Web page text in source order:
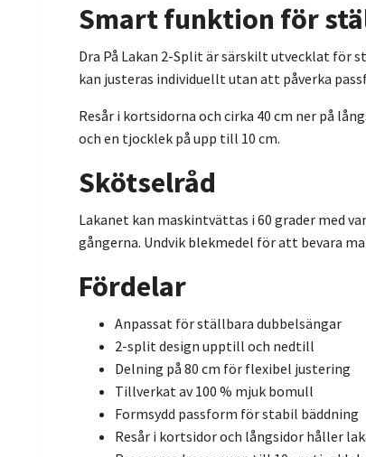
Smart funktion för
Dra På Lakan 2-Split är särskilt utvecklat för
kan justeras individuellt utan att påverka
Resår i kortsidorna och cirka 40 cm ner på
och en tjocklek på upp till 10 cm.
Skötselråd
Lakanet kan maskintvättas i 60 grader med
gångerna. Undvik blekmedel för att bevara
Fördelar
Anpassat för ställbara dubbelsängar
2-split design upptill och nedtill
Delning på 80 cm för flexibel justering
Tillverkat av 100 % mjuk bomull
Formsydd passform för stabil bäddning
Resår i kortsidor och långsidor håller